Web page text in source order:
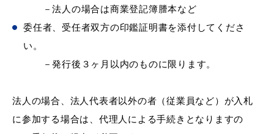
－法人の場合は商業登記簿謄本など
委任者、受任者双方の印鑑証明書を添付してくださ
い。
－発行後３ヶ月以内のものに限ります。
法人の場合、法人代表者以外の者（従業員など）が入札
に参加する場合は、代理人による手続きとなりますの